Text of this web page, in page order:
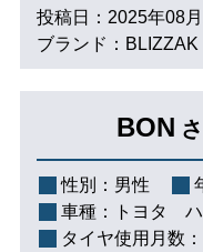
投稿日：2025年08
ブランド：
BON
性別： 男性
車種：
トヨタ
タイヤ使用月数：